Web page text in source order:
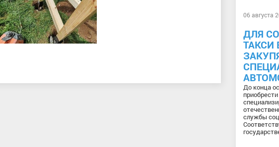
06 августа
ДЛЯ
ТАКСИ
До конца
службы